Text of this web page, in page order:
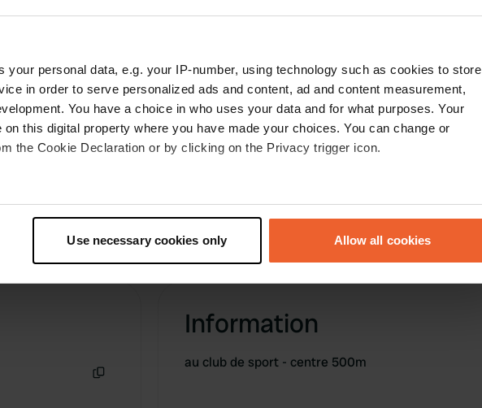
your personal data, e.g. your IP-number, using technology such as cookies to store
in order to serve personalized ads and content, ad and content measurement,
You have a choice in who uses your data and for what purposes. Your
this digital property where you have made your choices. You can change or
the Cookie Declaration or by clicking on the Privacy trigger icon.
location which can be accurate to within several meters
data is processed and set your preferences in the
to them or that they’ve collected from your use of their services.
Use necessary cookies only Allow all cookies
Ajouter un avis
Vous êtes déjà venu ici ? Dites aux autres ce que
vous en pensez.
Information
au club de sport - centre 500m